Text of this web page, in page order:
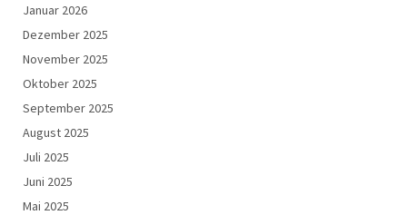
Januar 2026
Dezember 2025
November 2025
Oktober 2025
September 2025
August 2025
Juli 2025
Juni 2025
Mai 2025